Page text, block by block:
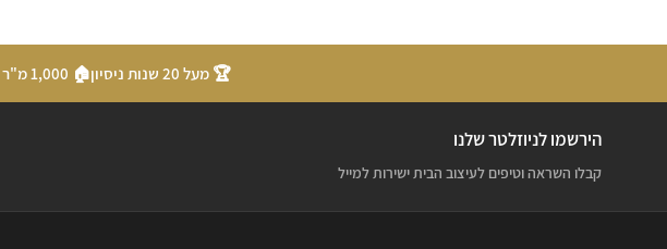
🏆 מעל 20 שנות ניסיון 🏠 1,000 מ"ר אולם תצוגה
הירשמו לניוזלטר שלנו
קבלו השראה וטיפים לעיצוב הבית ישירות למייל